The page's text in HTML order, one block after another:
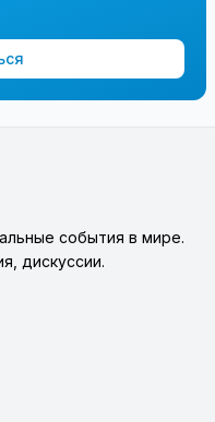
события в мире.
дискуссии.